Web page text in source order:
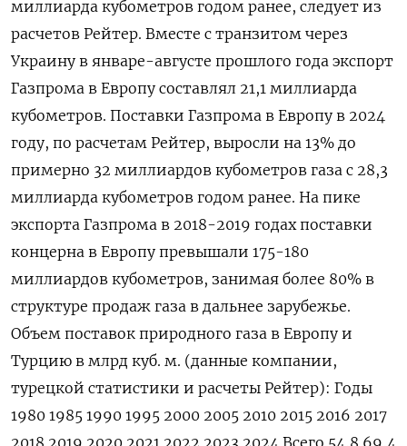
миллиарда кубометров годом ранее, следует из
расчетов Рейтер. Вместе с транзитом через
Украину в январе-августе прошлого года экспорт
Газпрома в Европу составлял 21,1 миллиарда
кубометров. Поставки Газпрома в Европу в 2024
году, по расчетам Рейтер, выросли на 13% до
примерно 32 миллиардов кубометров газа с 28,3
миллиарда кубометров годом ранее. На пике
экспорта Газпрома в 2018-2019 годах поставки
концерна в Европу превышали 175-180
миллиардов кубометров, занимая более 80% в
структуре продаж газа в дальнее зарубежье.
Объем поставок природного газа в Европу и
Турцию в млрд куб. м. (данные компании,
турецкой статистики и расчеты Рейтер): Годы
1980 1985 1990 1995 2000 2005 2010 2015 2016 2017